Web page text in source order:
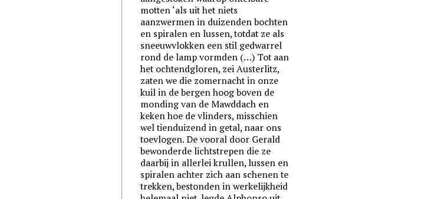
motten ‘als uit het niets
aanzwermen in duizenden bochten
en spiralen en lussen, totdat ze als
sneeuwvlokken een stil gedwarrel
rond de lamp vormden (…) Tot aan
het ochtendgloren, zei Austerlitz,
zaten we die zomernacht in onze
kuil in de bergen hoog boven de
monding van de Mawddach en
keken hoe de vlinders, misschien
wel tienduizend in getal, naar ons
toevlogen. De vooral door Gerald
bewonderde lichtstrepen die ze
daarbij in allerlei krullen, lussen en
spiralen achter zich aan schenen te
trekken, bestonden in werkelijkheid